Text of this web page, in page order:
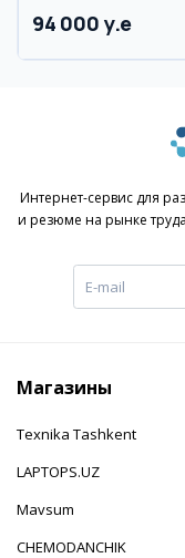
94 000 y.e
Интернет-сервис для
и резюме на рынке
Магазины
Texnika Tashkent
LAPTOPS.UZ
Mavsum
CHEMODANCHIK